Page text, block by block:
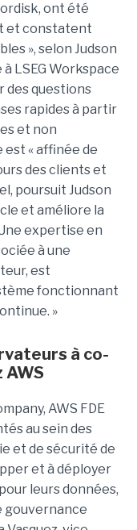
ont été
et constatent
», selon Judson
LSEG Workspace
des questions
rapides à partir
et non
« affinée de
des clients et
poursuit Judson
et améliore la
expertise en
à une
est
fonctionnant
»
à co-
AWS FDE
au sein des
et de sécurité de
et à déployer
leurs données,
gouvernance